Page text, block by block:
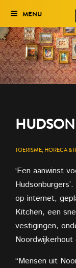
Verkiezing
Het traject
MENU
TOERISME, HORECA &
‘Een aanwinst
op internet,
Kitchen, een
vestigingen,
“Mensen uit